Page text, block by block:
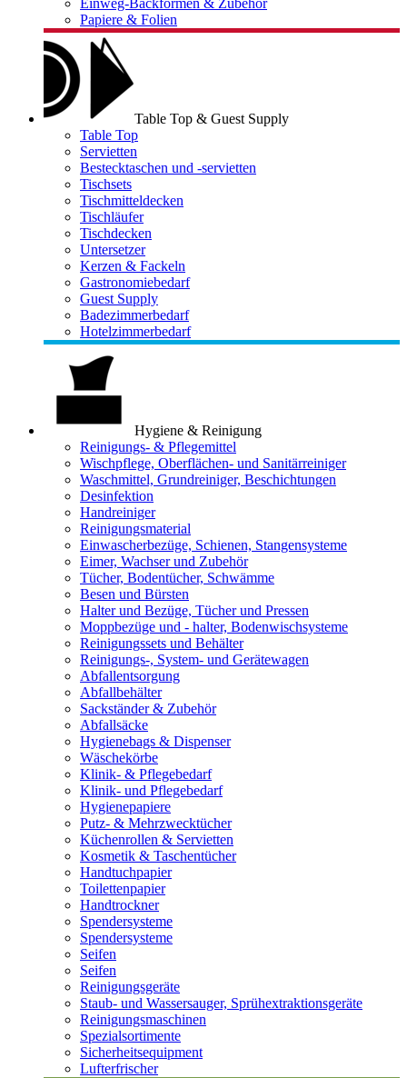
Einweg-Backformen & Zubehör
Papiere & Folien
Table Top & Guest Supply
Table Top
Servietten
Bestecktaschen und -servietten
Tischsets
Tischmitteldecken
Tischläufer
Tischdecken
Untersetzer
Kerzen & Fackeln
Gastronomiebedarf
Guest Supply
Badezimmerbedarf
Hotelzimmerbedarf
Hygiene & Reinigung
Reinigungs- & Pflegemittel
Wischpflege, Oberflächen- und Sanitärreiniger
Waschmittel, Grundreiniger, Beschichtungen
Desinfektion
Handreiniger
Reinigungsmaterial
Einwascherbezüge, Schienen, Stangensysteme
Eimer, Wachser und Zubehör
Tücher, Bodentücher, Schwämme
Besen und Bürsten
Halter und Bezüge, Tücher und Pressen
Moppbezüge und - halter, Bodenwischsysteme
Reinigungssets und Behälter
Reinigungs-, System- und Gerätewagen
Abfallentsorgung
Abfallbehälter
Sackständer & Zubehör
Abfallsäcke
Hygienebags & Dispenser
Wäschekörbe
Klinik- & Pflegebedarf
Klinik- und Pflegebedarf
Hygienepapiere
Putz- & Mehrzwecktücher
Küchenrollen & Servietten
Kosmetik & Taschentücher
Handtuchpapier
Toilettenpapier
Handtrockner
Spendersysteme
Spendersysteme
Seifen
Seifen
Reinigungsgeräte
Staub- und Wassersauger, Sprühextraktionsgeräte
Reinigungsmaschinen
Spezialsortimente
Sicherheitsequipment
Lufterfrischer